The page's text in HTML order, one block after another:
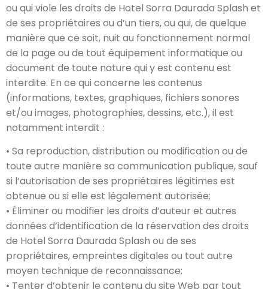
ou qui viole les droits de Hotel Sorra Daurada Splash et
de ses propriétaires ou d’un tiers, ou qui, de quelque
manière que ce soit, nuit au fonctionnement normal
de la page ou de tout équipement informatique ou
document de toute nature qui y est contenu est
interdite. En ce qui concerne les contenus
(informations, textes, graphiques, fichiers sonores
et/ou images, photographies, dessins, etc.), il est
notamment interdit :
• Sa reproduction, distribution ou modification ou de
toute autre manière sa communication publique, sauf
si l’autorisation de ses propriétaires légitimes est
obtenue ou si elle est légalement autorisée;
• Éliminer ou modifier les droits d’auteur et autres
données d’identification de la réservation des droits
de Hotel Sorra Daurada Splash ou de ses
propriétaires, empreintes digitales ou tout autre
moyen technique de reconnaissance;
• Tenter d’obtenir le contenu du site Web par tout